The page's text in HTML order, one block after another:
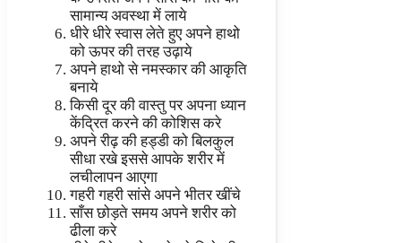
सामान्य अवस्था में लाये
धीरे धीरे स्वास लेते हुए अपने हाथो
को ऊपर की तरह उढ़ाये
अपने हाथो से नमस्कार की आकृति
बनाये
किसी दूर की वास्तु पर अपना ध्यान
केंद्रित करने की कोशिस करे
अपने रीढ़ की हड्डी को बिलकुल
सीधा रखे इससे आपके शरीर में
लचीलापन आएगा
गहरी गहरी सांसे अपने भीतर खींचे
साँस छोड़ते समय अपने शरीर को
ढीला करे